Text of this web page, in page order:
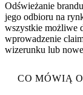
Odświeżanie
jego odbioru na
wszystkie możliwe
wprowadzenie
wizerunku lub
CO MÓWIĄ